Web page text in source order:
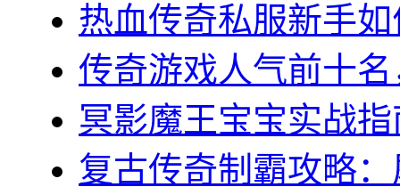
热血传奇私服新手
传奇游戏人气前十
冥影魔王宝宝实战
复古传奇制霸攻略